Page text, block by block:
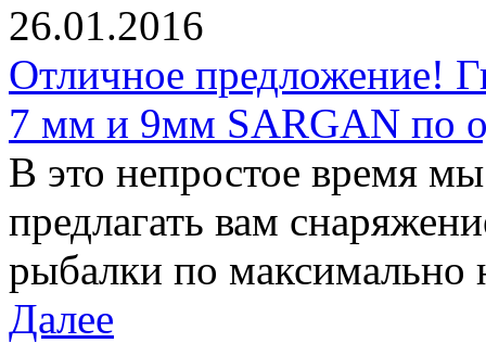
26.01.2016
Отличное предложение!
7 мм и 9мм SARGAN по
В это непростое время
предлагать вам
рыбалки по максимально
Далее